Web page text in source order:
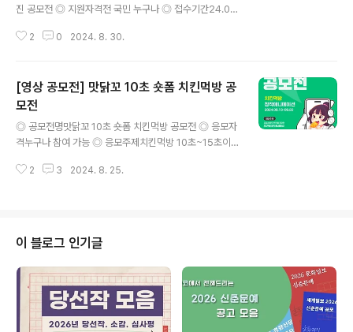
진 공모전 ◎ 지원자격전 국민 누구나 ◎ 접수기간24.09.
관광지 & 천리길 관련 주제: 생태관광지 및 천리길의 자연
제한없는 순수 창작물) ◎ 출품규격-영상3분 이상 5분 내
외, 가로형 영상(화면비율 16:9, FHD1920*1080이상/
MP4, AVI파일-숏폼30초이상 60초이내, 세로형 영상(화
면비율 9:16, FHD 1080*1920이상/ MP4, AVI파일-사
진장축 기준 3,000픽셀이상, 3MB이상 형식 JPG등 이미
지 파일 ◎ 접수방법이메일 접수(je..
2 0 2024. 8. 30.
[영상 공모전] 맛닭꼬 10초 숏폼 치킨먹방 공
모전
◎ 공모전명맛닭꼬 10초 숏폼 치킨먹방 공모전 ◎ 응모자
격누구나 참여 가능 ◎ 응모주제치킨먹방 10초~15초이
지 ◎ 시상내역- 대상 1명 30만원 맛닭꼬금액상품권- 최
2345678_메뉴명 ● 제작 참고 예시https://vo.la/xhYJ
vy**ASMR 파일은맛닭꼬에꼬치단 유튜브 치킨먹방영상
들을 활용해주셔도 됩니다 ◎ 문의사항muapc@mdcc
o.co.kr ◎ 담당자 TIP퀄리티보단, 치킨이 생각나는 영상
이 중요해요. ​많은 분들의 관심과 참여를..
2 3 2024. 8. 25.
이 블로그 인기글